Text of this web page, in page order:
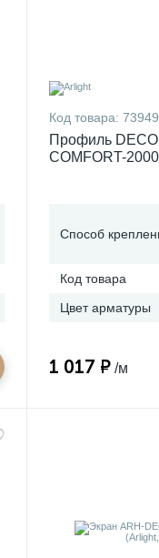
Код товара:
Профиль
COMFORT-
Способ
Код товара
Цвет арматуры
1 017 ₽ /м